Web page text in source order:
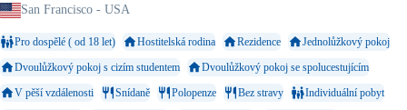
San Francisco - USA
Pro dospělé ( od 18 let) Hostitelská rodina Rezidence
Jednolůžkový pokoj
Dvoulůžkový pokoj s cizím studentem
Dvoulůžkový pokoj se spolucestujícím
V pěší vzdálenosti
Snídaně Polopenze Bez stravy
Individuální pobyt